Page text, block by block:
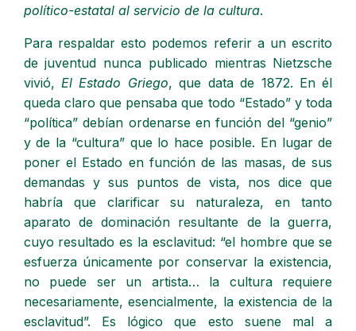
político-estatal al servicio de la cultura.
Para respaldar esto podemos referir a un escrito
de juventud nunca publicado mientras Nietzsche
vivió,El Estado Griego, que data de 1872. En él
queda claro que pensaba que todo “Estado” y toda
“política” debían ordenarse en función del “genio”
y de la “cultura” que lo hace posible. En lugar de
poner el Estado en función de las masas, de sus
demandas y sus puntos de vista, nos dice que
habría que clarificar su naturaleza, en tanto
aparato de dominación resultante de la guerra,
cuyo resultado es la esclavitud: “el hombre que se
esfuerza únicamente por conservar la existencia,
no puede ser un artista… la cultura requiere
necesariamente, esencialmente, la existencia de la
esclavitud”. Es lógico que esto suene mal a